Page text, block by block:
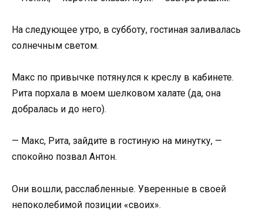
На следующее утро, в субботу, гостиная заливалась
солнечным светом.
Макс по привычке потянулся к креслу в кабинете.
Рита порхала в моем шелковом халате (да, она
добралась и до него).
— Макс, Рита, зайдите в гостиную на минутку, —
спокойно позвал Антон.
Они вошли, расслабленные. Уверенные в своей
непоколебимой позиции «своих».